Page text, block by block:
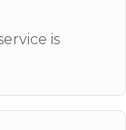
is